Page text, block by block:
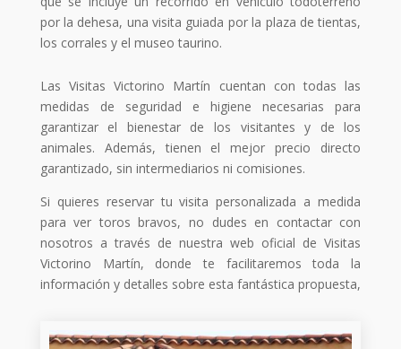
por la dehesa, una visita guiada por la plaza de tientas,
los corrales y el museo taurino.
Las Visitas Victorino Martín cuentan con todas las
medidas de seguridad e higiene necesarias para
garantizar el bienestar de los visitantes y de los
animales. Además, tienen el mejor precio directo
garantizado, sin intermediarios ni comisiones.
Si quieres reservar tu visita personalizada a medida
para ver toros bravos, no dudes en contactar con
nosotros a través de nuestra web oficial de Visitas
Victorino Martín, donde te facilitaremos toda la
información y detalles sobre esta fantástica propuesta,